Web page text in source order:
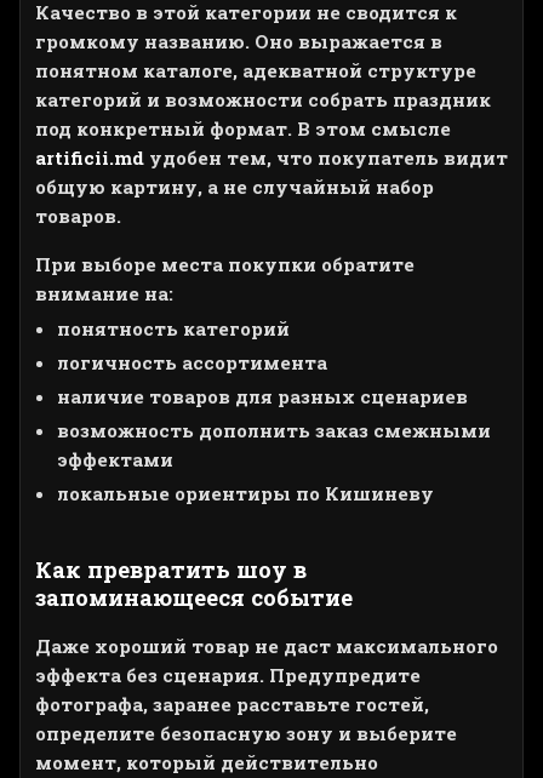
Качество в этой категории не сводится к
громкому названию. Оно выражается в
понятном каталоге, адекватной структуре
категорий и возможности собрать праздник
под конкретный формат. В этом смысле
artificii.md удобен тем, что покупатель видит
общую картину, а не случайный набор
товаров.
При выборе места покупки обратите
внимание на:
понятность категорий
логичность ассортимента
наличие товаров для разных сценариев
возможность дополнить заказ смежными
эффектами
локальные ориентиры по Кишиневу
Как превратить шоу в
запоминающееся событие
Даже хороший товар не даст максимального
эффекта без сценария. Предупредите
фотографа, заранее расставьте гостей,
определите безопасную зону и выберите
момент, который действительно